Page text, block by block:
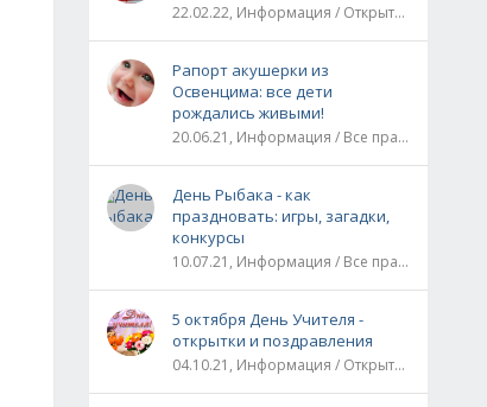
22.02.22, Информация / Открытки / Все праздники
Рапорт акушерки из
Освенцима: все дети
рождались живыми!
20.06.21, Информация / Все праздники / Рассказы и истории
День Рыбака - как
праздновать: игры, загадки,
конкурсы
10.07.21, Информация / Все праздники
5 октября День Учителя -
открытки и поздравления
04.10.21, Информация / Открытки / Все праздники